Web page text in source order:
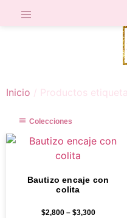
Inicio / Productos
Colecciones
Bautizo encaje con
colita
$2,800 – $3,300